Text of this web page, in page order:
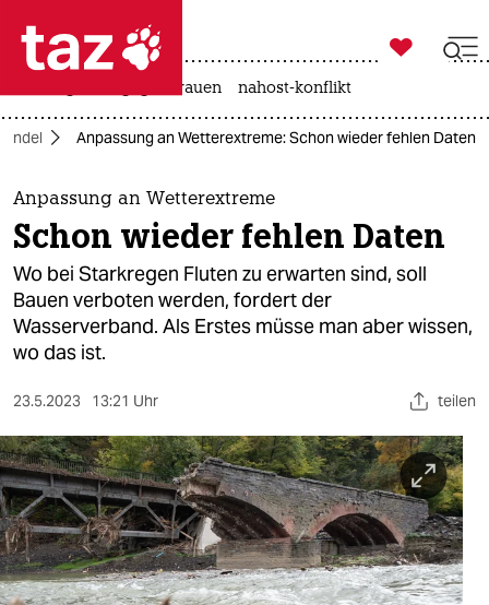
 taz zahl ich
taz zahl ich
themen
politik
öko
gesellschaft
kultur
sport
berlin
nord
wahrheit

taz zahl ich
gewalt gegen frauen nahost-konflikt
Anpassung an Wetterextreme: Schon wieder fehlen Daten
Anpassung an Wetterextreme
Schon wieder fehlen Daten
Wo bei Starkregen Fluten zu erwarten sind, soll
Bauen verboten werden, fordert der
Wasserverband. Als Erstes müsse man aber wissen,
wo das ist.
23.5.2023 13:21 Uhr teilen